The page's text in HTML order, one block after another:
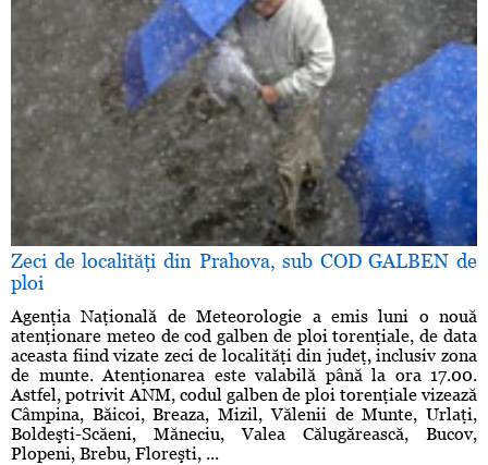
Zeci de localităţi din Prahova, sub COD GALBEN de
ploi
Agenţia Naţională de Meteorologie a emis luni o nouă
atenţionare meteo de cod galben de ploi torenţiale, de data
aceasta fiind vizate zeci de localităţi din judeţ, inclusiv zona
de munte. Atenţionarea este valabilă până la ora 17.00.
Astfel, potrivit ANM, codul galben de ploi torenţiale vizează
Câmpina, Băicoi, Breaza, Mizil, Vălenii de Munte, Urlaţi,
Boldeşti-Scăeni, Măneciu, Valea Călugărească, Bucov,
Plopeni, Brebu, Floreşti, ...